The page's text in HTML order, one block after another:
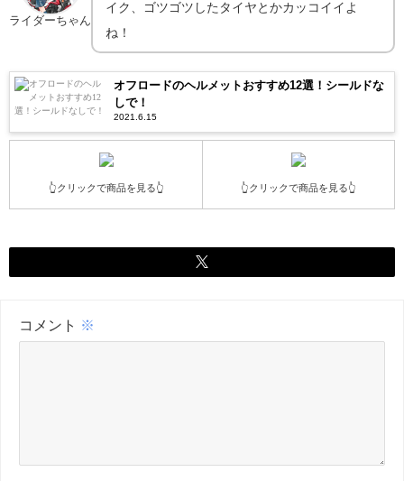
ライダーちゃん
イク、ゴツゴツしたタイヤとかカッコイイよ
ね！
オフロードのヘルメットおすすめ12選！シールドな
しで！
2021.6.15
👆クリックで商品を見る👆 👆クリックで商品を見る👆
コメント ※